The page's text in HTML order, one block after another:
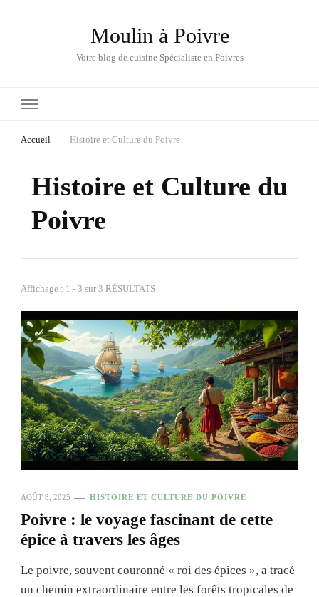
Moulin à Poivre
Votre blog de cuisine Spécialiste en Poivres
Accueil Histoire et Culture du Poivre
Histoire et Culture du
Poivre
Affichage : 1 - 3 sur 3 RÉSULTATS
AOÛT 8, 2025 HISTOIRE ET CULTURE DU POIVRE
Poivre : le voyage fascinant de cette
épice à travers les âges
Le poivre, souvent couronné « roi des épices », a tracé
un chemin extraordinaire entre les forêts tropicales de